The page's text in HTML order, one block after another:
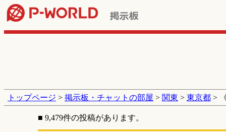
トップページ > 掲示板・チャットの部屋 > 関東 > 東京都 >
■ 9,479件の投稿があります。